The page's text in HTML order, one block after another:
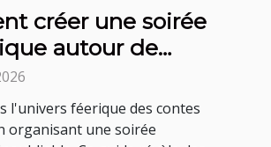
créer une soirée
autour de
?
l'univers féerique des contes
organisant une soirée